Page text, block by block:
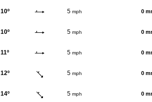
10º 5 mph 0
10º 5 mph 0
11º 5 mph 0
12º 5 mph 0
14º 5 mph 0